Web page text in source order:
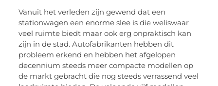
Vanuit het verleden zijn gewend dat een
stationwagen een enorme slee is die weliswaar
veel ruimte biedt maar ook erg onpraktisch kan
zijn in de stad. Autofabrikanten hebben dit
probleem erkend en hebben het afgelopen
decennium steeds meer compacte modellen op
de markt gebracht die nog steeds verrassend veel